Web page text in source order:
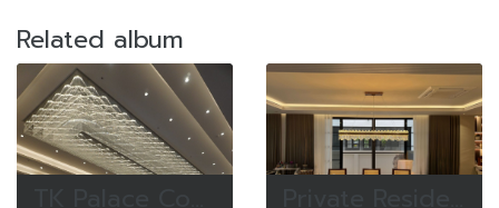
Related album